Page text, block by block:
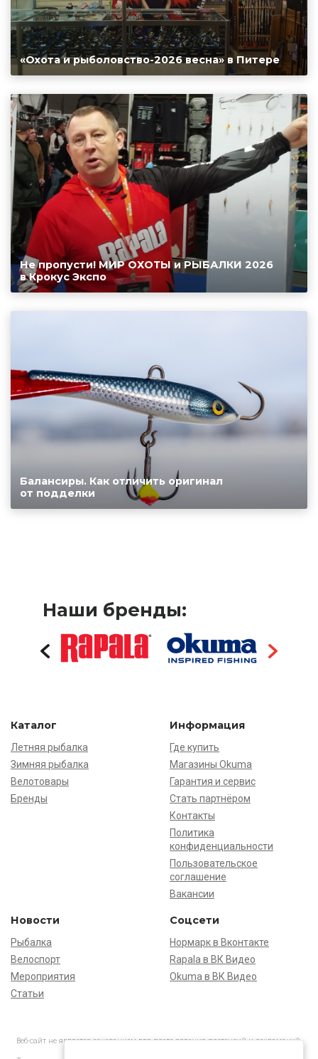
«Охота и рыболовство-2026 весна» в Питере
Не пропусти! МИР ОХОТЫ и РЫБАЛКИ 2026
в Крокус Экспо
Балансиры. Как отличить оригинал
от подделки
Наши бренды:
Каталог
Летняя рыбалка
Зимняя рыбалка
Велотовары
Бренды
Информация
Где купить
Магазины Okuma
Гарантия и сервис
Стать партнёром
Контакты
Политика
конфиденциальности
Пользовательское
соглашение
Вакансии
Новости
Рыбалка
Велоспорт
Мероприятия
Статьи
Соцсети
Нормарк в Вконтакте
Rapala в ВК Видео
Okuma в ВК Видео
Веб-сайт не является основанием для предъявления претензий и рекламаций,